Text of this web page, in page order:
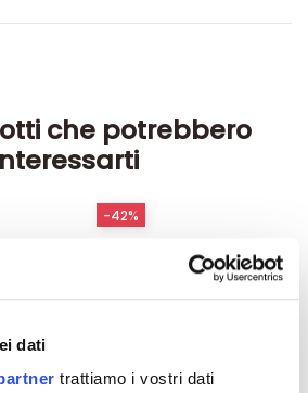
dati
trattiamo i vostri dati
che potrebbero
-42%